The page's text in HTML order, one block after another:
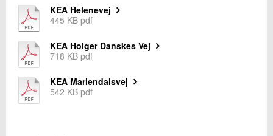
KEA Helenevej
445 KB pdf
KEA Holger Danskes Vej
718 KB pdf
KEA Mariendalsvej
542 KB pdf